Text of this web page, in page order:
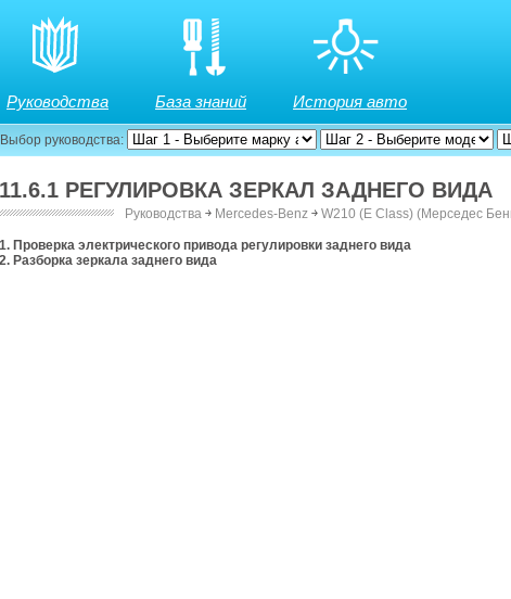
Руководства База знаний История авто
Выбор руководства:
11.6.1 РЕГУЛИРОВКА ЗЕРКАЛ ЗАДНЕГО ВИДА
Руководства ￫ Mercedes-Benz ￫ W210 (E Class) (Мерседес
1. Проверка электрического привода регулировки заднего вида
2. Разборка зеркала заднего вида